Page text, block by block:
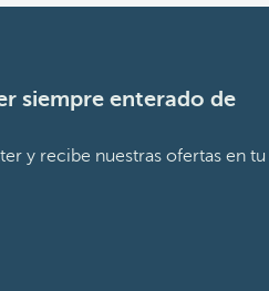
siempre enterado de
y recibe nuestras ofertas en tu